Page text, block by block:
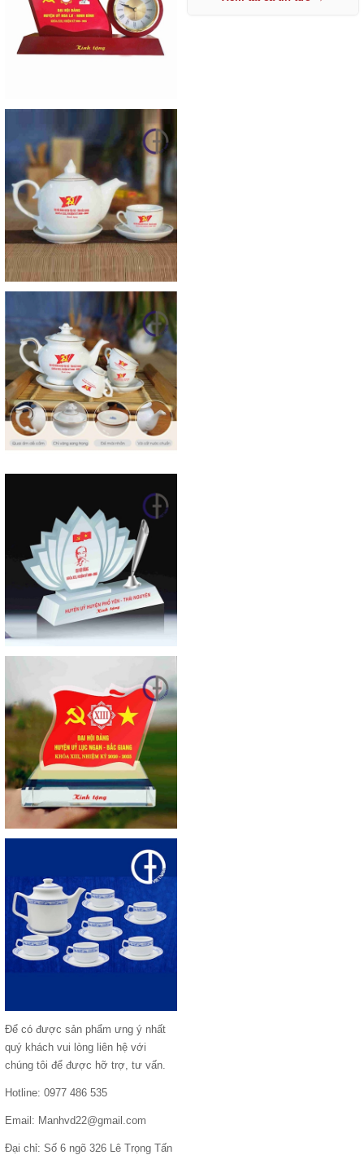
Để có được sản phẩm ưng ý nhất
quý khách vui lòng liên hệ với
chúng tôi để được hỡ trợ, tư vấn.
Hotline: 0977 486 535
Email: Manhvd22@gmail.com
Đại chỉ: Số 6 ngõ 326 Lê Trọng Tấn